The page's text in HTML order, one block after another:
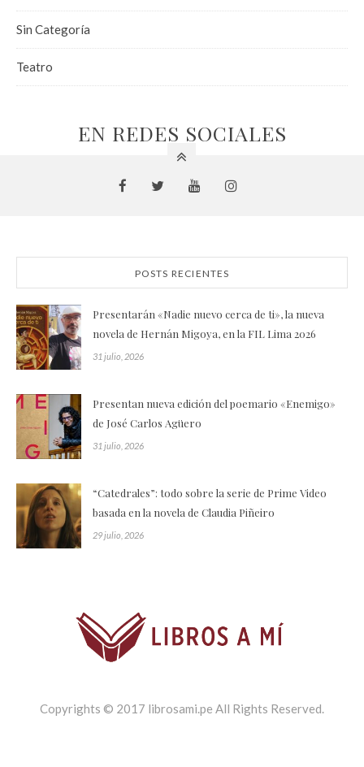
Sin Categoría
Teatro
EN REDES SOCIALES
POSTS RECIENTES
Presentarán «Nadie nuevo cerca de ti», la nueva
novela de Hernán Migoya, en la FIL Lima 2026
31 julio, 2026
Presentan nueva edición del poemario «Enemigo»
de José Carlos Agüero
31 julio, 2026
“Catedrales”: todo sobre la serie de Prime Video
basada en la novela de Claudia Piñeiro
29 julio, 2026
Copyrights © 2017 librosami.pe All Rights Reserved.